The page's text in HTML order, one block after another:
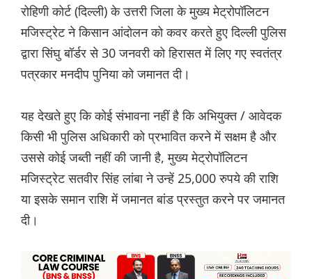
रोहिणी कोर्ट (दिल्ली) के उत्तरी जिला के मुख्य मेट्रोपॉलिटन
मजिस्ट्रेट ने किसान आंदोलन को कवर करते हुए दिल्ली पुलिस
द्वारा सिंघु बॉर्डर से 30 जनवरी को हिरासत में लिए गए स्वतंत्र
पत्रकार मनदीप पुनिया को जमानत दी।
यह देखते हुए कि कोई संभावना नहीं है कि अभियुक्त / आवेदक
किसी भी पुलिस अधिकारी को प्रभावित करने में सक्षम है और
उससे कोई जब्ती नहीं की जानी है, मुख्य मेट्रोपॉलिटन
मजिस्ट्रेट सतवीर सिंह लांबा ने उन्हें 25,000 रुपये की राशि
या इसके समान राशि में जमानत बांड प्रस्तुत करने पर जमानत
दी।